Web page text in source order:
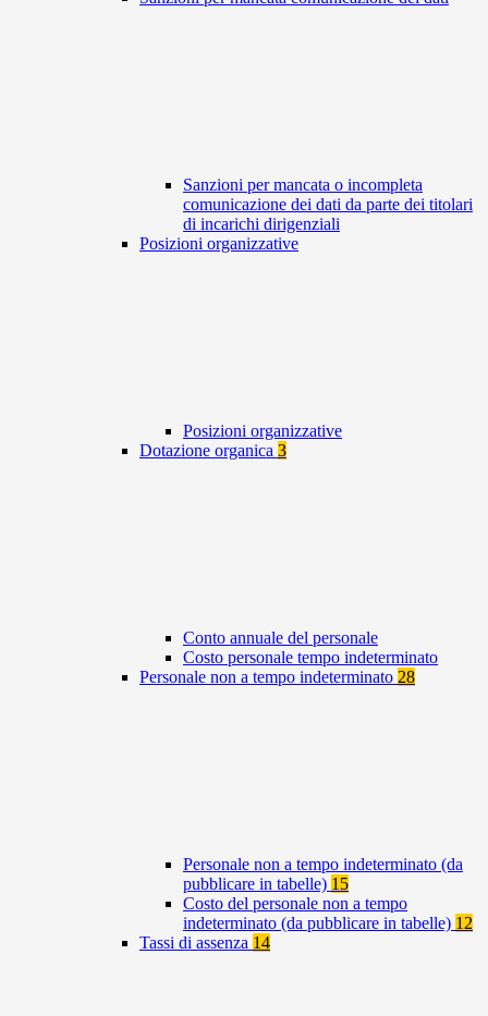
Sanzioni per mancata o incompleta
comunicazione dei dati da parte dei titolari
di incarichi dirigenziali
Posizioni organizzative
Posizioni organizzative
Dotazione organica 3
Conto annuale del personale
Costo personale tempo indeterminato
Personale non a tempo indeterminato 28
Personale non a tempo indeterminato (da
pubblicare in tabelle) 15
Costo del personale non a tempo
indeterminato (da pubblicare in tabelle) 12
Tassi di assenza 14